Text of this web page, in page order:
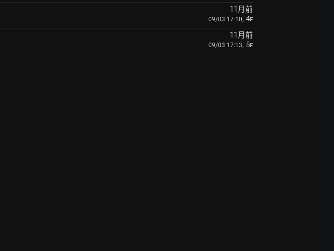
11月前
09/03 17:10, 4F
11月前
09/03 17:13, 5F